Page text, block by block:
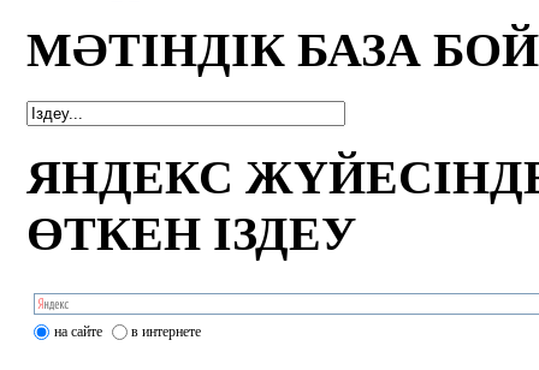
МӘТІНДІК БАЗА
ЯНДЕКС
ӨТКЕН ІЗДЕУ
на сайте в интернете